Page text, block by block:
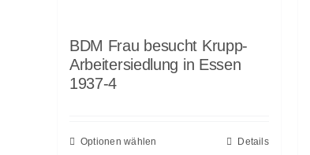
BDM Frau besucht Krupp-
Arbeitersiedlung in Essen
1937-4
Optionen wählen Details